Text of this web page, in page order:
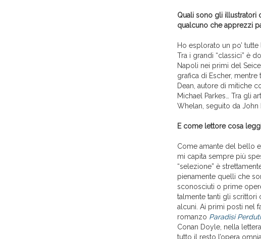
Quali sono gli illustratori
qualcuno che apprezzi
Ho esplorato un po’
Tra i grandi “classici” è
Napoli nei primi del
grafica di Escher,
Dean, autore di mitiche
Michael Parkes… Tra gli
Whelan, seguito da John
E come lettore cosa
Come amante del bello
mi capita sempre più
“selezione” è
pienamente quelli che
sconosciuti o prime
talmente tanti gli
alcuni. Ai primi posti nel
romanzo Paradisi Perduti
Conan Doyle, nella
tutto il resto l’opera